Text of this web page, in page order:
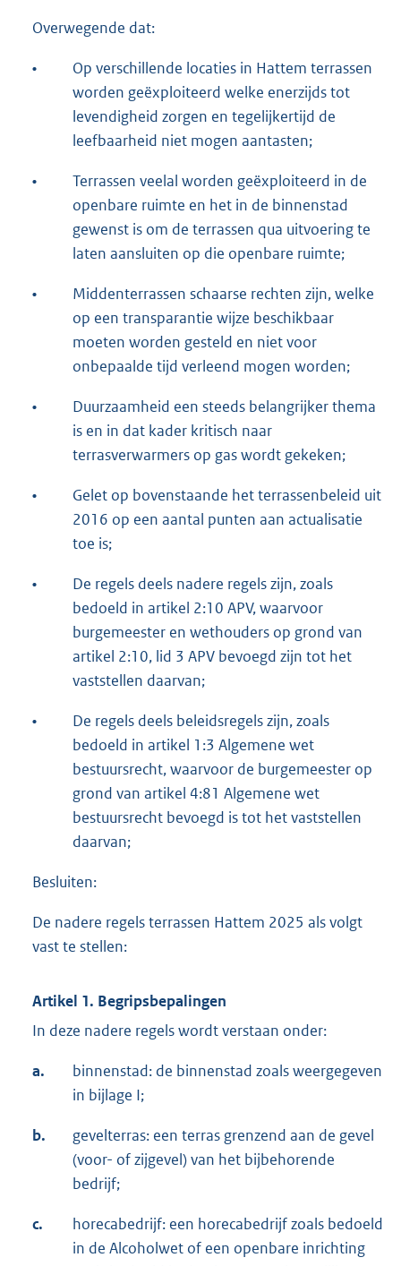
Overwegende dat:
•
Op verschillende locaties in Hattem terrassen
worden geëxploiteerd welke enerzijds tot
levendigheid zorgen en tegelijkertijd de
leefbaarheid niet mogen aantasten;
•
Terrassen veelal worden geëxploiteerd in de
openbare ruimte en het in de binnenstad
gewenst is om de terrassen qua uitvoering te
laten aansluiten op die openbare ruimte;
•
Middenterrassen schaarse rechten zijn, welke
op een transparantie wijze beschikbaar
moeten worden gesteld en niet voor
onbepaalde tijd verleend mogen worden;
•
Duurzaamheid een steeds belangrijker thema
is en in dat kader kritisch naar
terrasverwarmers op gas wordt gekeken;
•
Gelet op bovenstaande het terrassenbeleid uit
2016 op een aantal punten aan actualisatie
toe is;
•
De regels deels nadere regels zijn, zoals
bedoeld in artikel 2:10 APV, waarvoor
burgemeester en wethouders op grond van
artikel 2:10, lid 3 APV bevoegd zijn tot het
vaststellen daarvan;
•
De regels deels beleidsregels zijn, zoals
bedoeld in artikel 1:3 Algemene wet
bestuursrecht, waarvoor de burgemeester op
grond van artikel 4:81 Algemene wet
bestuursrecht bevoegd is tot het vaststellen
daarvan;
Besluiten:
De nadere regels terrassen Hattem 2025 als volgt
vast te stellen:
Artikel 1. Begripsbepalingen
In deze nadere regels wordt verstaan onder:
a.
binnenstad: de binnenstad zoals weergegeven
in bijlage I;
b.
gevelterras: een terras grenzend aan de gevel
(voor- of zijgevel) van het bijbehorende
bedrijf;
c.
horecabedrijf: een horecabedrijf zoals bedoeld
in de Alcoholwet of een openbare inrichting